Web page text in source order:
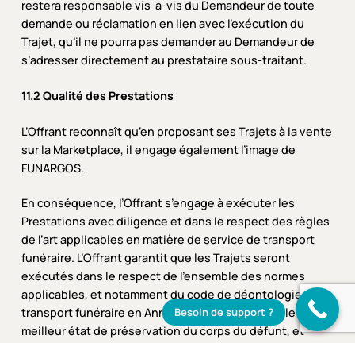
restera responsable vis-à-vis du Demandeur de toute
demande ou réclamation en lien avec l’exécution du
Trajet, qu’il ne pourra pas demander au Demandeur de
s’adresser directement au prestataire sous-traitant.
11.2 Qualité des Prestations
L’Offrant reconnaît qu’en proposant ses Trajets à la vente
sur la Marketplace, il engage également l’image de
FUNARGOS.
En conséquence, l’Offrant s’engage à exécuter les
Prestations avec diligence et dans le respect des règles
de l’art applicables en matière de service de transport
funéraire. L’Offrant garantit que les Trajets seront
exécutés dans le respect de l’ensemble des normes
applicables, et notamment du code de déontologie du
transport funéraire en Annexe 2, afin de garantir le
meilleur état de préservation du corps du défunt, et
Besoin de support ?